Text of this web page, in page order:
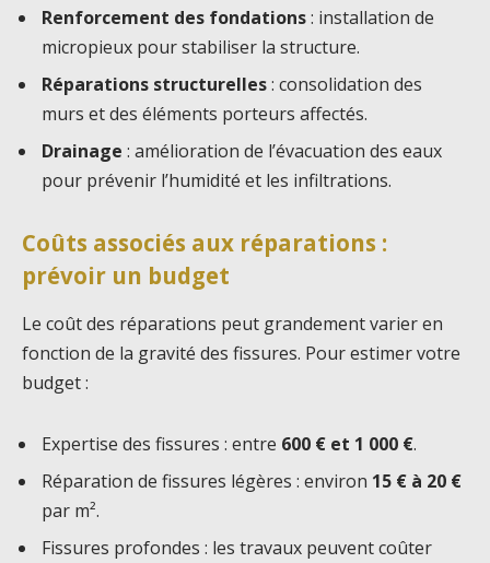
Renforcement des fondations: installation de
micropieux pour stabiliser la structure.
Réparations structurelles: consolidation des
murs et des éléments porteurs affectés.
Drainage : amélioration de l’évacuation des eaux
pour prévenir l’humidité et les infiltrations.
Coûts associés aux réparations :
prévoir un budget
Le coût des réparations peut grandement varier en
fonction de la gravité des fissures. Pour estimer votre
budget :
Expertise des fissures : entre 600 € et 1 000 €.
Réparation de fissures légères : environ 15 € à 20 €
par m².
Fissures profondes : les travaux peuvent coûter